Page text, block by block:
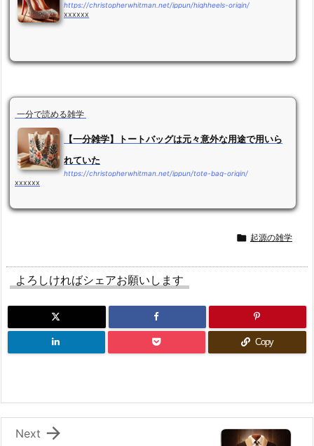
https://christopherwhitman.net/ippun/highheels-origin/
xxxxxx
一分で読める雑学
【一分雑学】トートバッグは元々意外な用途で用いら
れていた
https://christopherwhitman.net/ippun/tote-bag-origin/
xxxxxx
 起源の雑学
よろしければシェアお願いします
Copy

Next